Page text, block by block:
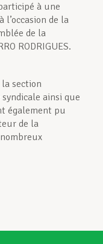
à une
l’occasion de la
de la
RODRIGUES.
la section
ainsi que
également pu
de la